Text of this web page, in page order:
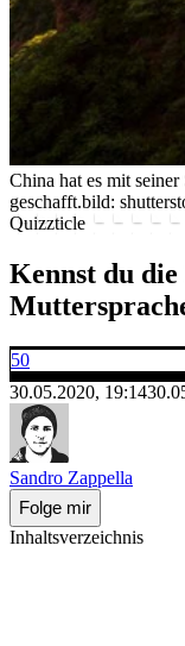
China hat es mit
geschafft.bild:
Quizzticle
Kennst du die
50
30.05.2020, 19:14
Sandro Zappella
Folge mir
Inhaltsverzeichnis